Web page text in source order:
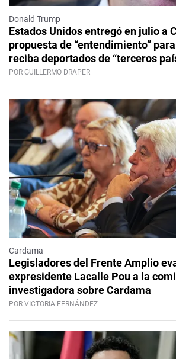
Donald Trump
Estados Unidos entregó en julio a
propuesta de “entendimiento”
reciba deportados de “terceros
POR GUILLERMO DRAPER
Cardama
Legisladores del Frente Amplio
expresidente Lacalle Pou a la
investigadora sobre Cardama
POR VICTORIA FERNÁNDEZ